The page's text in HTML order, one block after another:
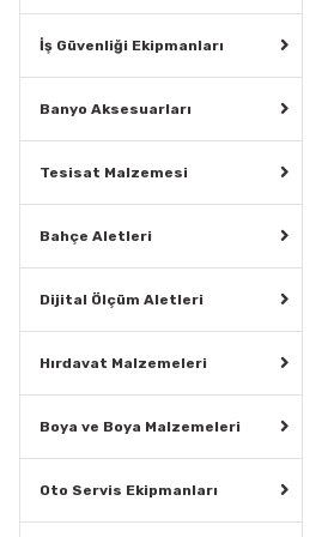
İş Güvenliği Ekipmanları
Banyo Aksesuarları
Tesisat Malzemesi
Bahçe Aletleri
Dijital Ölçüm Aletleri
Hırdavat Malzemeleri
Boya ve Boya Malzemeleri
Oto Servis Ekipmanları